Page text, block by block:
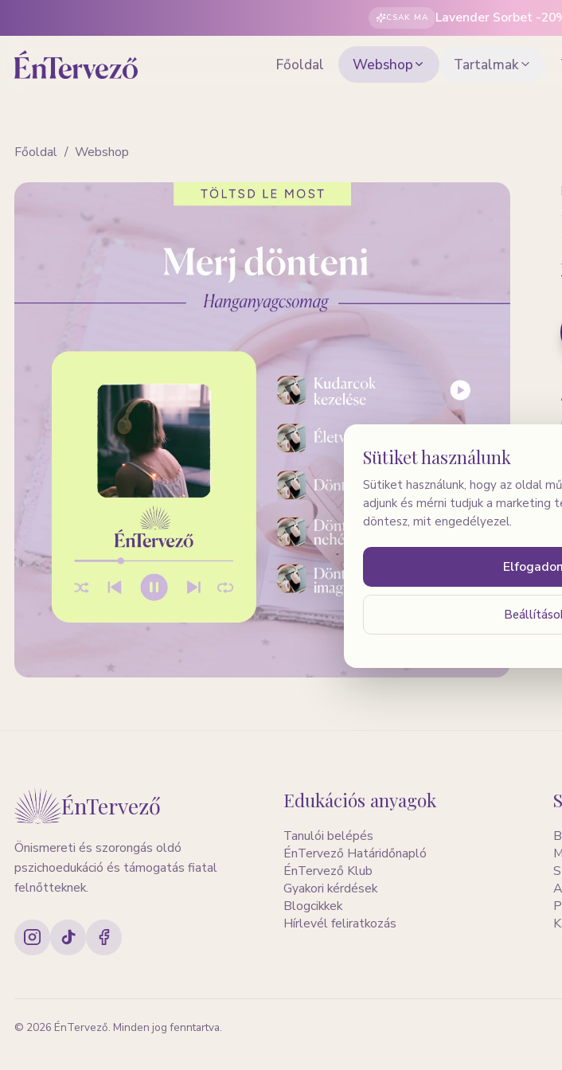
CSAK MA Lavender Sorbet -20
Főoldal Webshop Tartalmak
Főoldal / Webshop
ÉnTervező
Önismereti és szorongás oldó
pszichoedukáció és támogatás fiatal
felnőtteknek.
Edukációs anyagok
Tanulói belépés
ÉnTervező Határidőnapló
ÉnTervező Klub
Gyakori kérdések
Blogcikkek
Hírlevél feliratkozás
© 2026 ÉnTervező. Minden jog fenntartva.
Sütiket használunk
Sütiket használunk, hogy az oldal
adjunk és mérni tudjuk a marketing
döntesz, mit engedélyezel.